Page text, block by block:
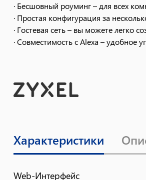
· Бесшовный роуминг – для всех
· Простая конфигурация за
· Гостевая сеть – вы можете легко
· Совместимость с Alexa –
· Высокоскоростная Wi-Fi сеть с
· Гостевая сеть – вы можете легко
· Совместимость с Alexa –
Wi-Fi без границ.
Характеристики
Web-Интерфейс